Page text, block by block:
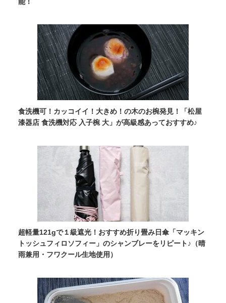
食洗機可！カッコイイ！大きめ！の木のお椀発見！「松屋
漆器店 食洗機対応 入子椀 大」が高級感あっておすすめ♪
超軽量121gで１級遮光！おすすめ折り畳み日傘「マッキン
トッシュフィロソフィー」のシャンブレーをリピート♪（晴
雨兼用・フワクール生地使用）